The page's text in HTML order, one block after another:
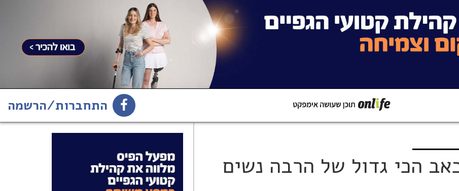
התחברות/הרשמה
הירשמו לניוזלטר 1
הכי גדול של הרבה נשים